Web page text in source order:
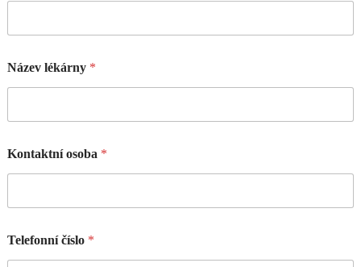
Název lékárny *
Kontaktní osoba *
Telefonní číslo *